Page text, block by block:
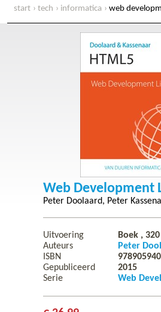
start tech informatica web
Web Development
Peter Doolaard Peter
Uitvoering Boek , 320
Auteurs
Peter
ISBN
Gepubliceerd
2015
Serie
Web